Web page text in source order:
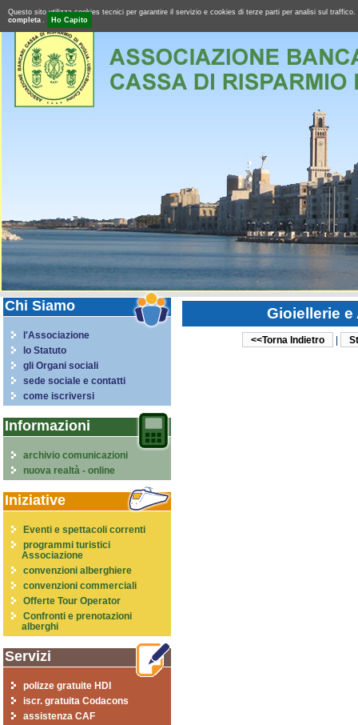
Chi Siamo
l'Associazione
lo Statuto
gli Organi sociali
sede sociale e contatti
come iscriversi
Informazioni
archivio comunicazioni
nuova realtà - online
Iniziative
Eventi e spettacoli correnti
programmi turistici
Associazione
convenzioni alberghiere
convenzioni commerciali
Offerte Tour Operator
Confronti e prenotazioni
alberghi
Servizi
polizze gratuite HDI
iscr. gratuita Codacons
assistenza CAF
Gioiellerie e
<<Torna Indietro |
Questo sito utilizza cookies tecnici per garantire il servizio e cookies di terze parti per analisi sul
completa . Ho Capito